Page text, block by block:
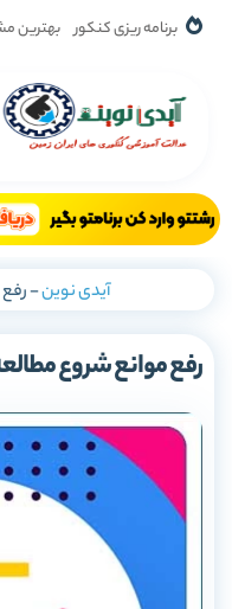
برنامه ریزی کنکور بهترین
آیدی نوین-
رفع موانع شروع